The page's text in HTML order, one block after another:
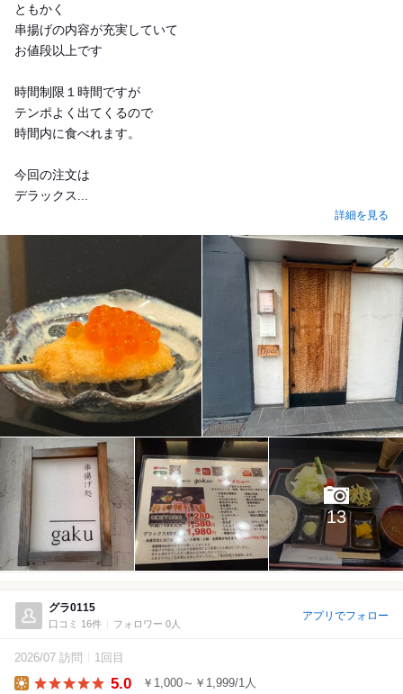
ともかく
串揚げの内容が充実していて
お値段以上です
時間制限１時間ですが
テンポよく出てくるので
時間内に食べれます。
今回の注文は
デラックス...
詳細を見る
13
グラ0115
口コミ 16件 フォロワー 0人
アプリでフォロー
2026/07 訪問 1回目
5.0 ￥1,000～￥1,999/1人